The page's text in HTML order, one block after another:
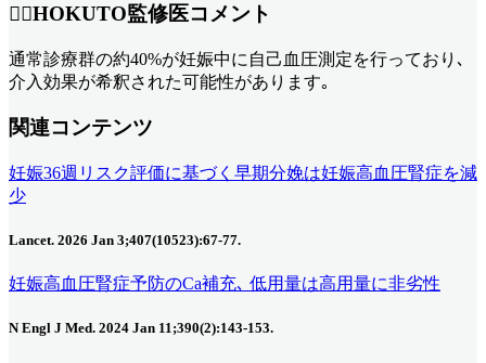
👨‍⚕️HOKUTO監修医コメント
通常診療群の約40%が妊娠中に自己血圧測定を行っており､
介入効果が希釈された可能性があります｡
関連コンテンツ
妊娠36週リスク評価に基づく早期分娩は妊娠高血圧腎症を減
少
Lancet. 2026 Jan 3;407(10523):67-77.
妊娠高血圧腎症予防のCa補充､ 低用量は高用量に非劣性
N Engl J Med. 2024 Jan 11;390(2):143-153.